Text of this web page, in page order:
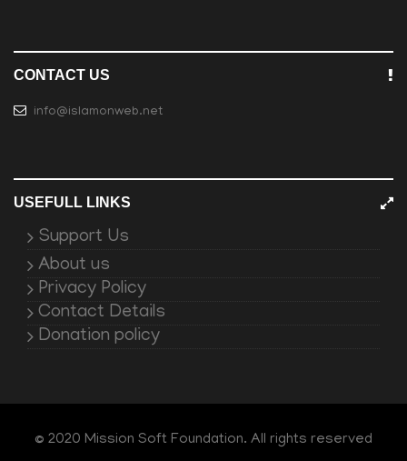
CONTACT US
info@islamonweb.net
USEFULL LINKS
Support Us
About us
Privacy Policy
Contact Details
Donation policy
© 2020 Mission Soft Foundation. All rights reserved